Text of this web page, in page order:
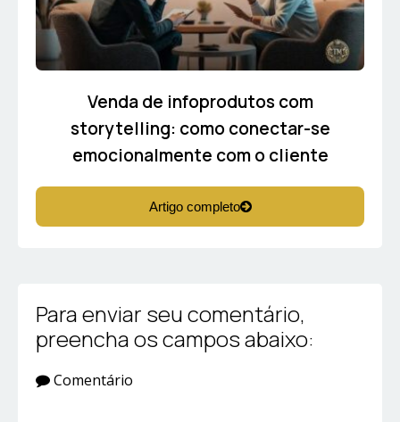
Venda de infoprodutos com
storytelling: como conectar-se
emocionalmente com o cliente
Artigo completo
Para enviar seu comentário,
preencha os campos abaixo:
Comentário